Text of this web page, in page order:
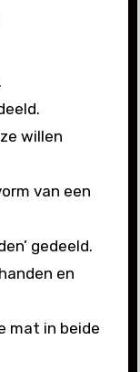
willen
van een
gedeeld.
en
mat in beide